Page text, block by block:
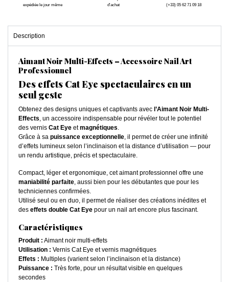
expédiée le jour même
d'achat
(+33) 05 62 71 09 18
Description
Aimant Noir Multi-Effects – Accessoire Nail Art
Professionnel
Des effets Cat Eye spectaculaires en un
seul geste
Obtenez des designs uniques et captivants avec l’Aimant Noir Multi-
Effects, un accessoire indispensable pour révéler tout le potentiel
des vernis Cat Eye etmagnétiques.
Grâce à sa puissance exceptionnelle, il permet de créer une infinité
d’effets lumineux selon l’inclinaison et la distance d’utilisation — pour
un rendu artistique, précis et spectaculaire.
Compact, léger et ergonomique, cet aimant professionnel offre une
maniabilité parfaite, aussi bien pour les débutantes que pour les
techniciennes confirmées.
Utilisé seul ou en duo, il permet de réaliser des créations inédites et
des effets double Cat Eye pour un nail art encore plus fascinant.
Caractéristiques
Produit : Aimant noir multi-effets
Utilisation : Vernis Cat Eye et vernis magnétiques
Effets : Multiples (varient selon l’inclinaison et la distance)
Puissance : Très forte, pour un résultat visible en quelques
secondes